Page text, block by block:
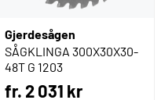
Gjerdesågen
SÅGKLINGA 300X30X30-
48T G 1203
fr. 2 031 kr